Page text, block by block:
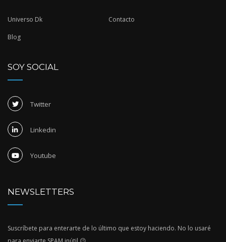
Universo Dk Contacto
Blog
SOY SOCIAL
Twitter
Linkedin
Youtube
NEWSLETTERS
Suscríbete para enterarte de lo último que estoy haciendo. No lo usaré